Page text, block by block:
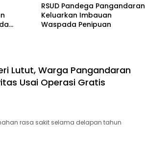
RSUD Pandega Pangandaran
Keluarkan Imbauan
Waspada Penipuan
Lutut, Warga Pangandaran
Usai Operasi Gratis
rasa sakit selama delapan tahun